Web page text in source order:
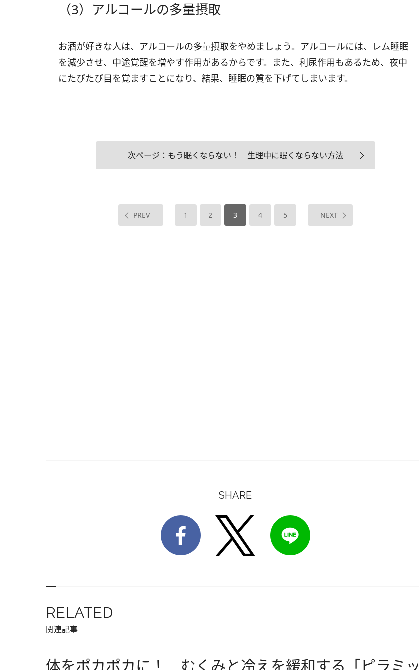
（3）アルコールの多量摂取
お酒が好きな人は、アルコールの多量摂取をやめましょう。アルコールには、レム睡眠
を減少させ、中途覚醒を増やす作用があるからです。また、利尿作用もあるため、夜中
にたびたび目を覚ますことになり、結果、睡眠の質を下げてしまいます。
次ページ：もう眠くならない！ 生理中に眠くならない方法
PREV 1 2 3 4 5 NEXT
SHARE
RELATED
関連記事
体をポカポカに！ むくみと冷えを緩和する「ピラミッ